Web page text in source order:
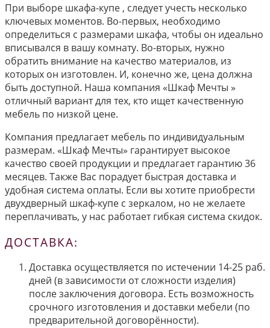
При выборе шкафа-купе , следует учесть несколько
ключевых моментов. Во-первых, необходимо
определиться с размерами шкафа, чтобы он идеально
вписывался в вашу комнату. Во-вторых, нужно
обратить внимание на качество материалов, из
которых он изготовлен. И, конечно же, цена должна
быть доступной. Наша компания «Шкаф Мечты »
отличный вариант для тех, кто ищет качественную
мебель по низкой цене.
Компания предлагает мебель по индивидуальным
размерам. «Шкаф Мечты» гарантирует высокое
качество своей продукции и предлагает гарантию 36
месяцев. Также Вас порадует быстрая доставка и
удобная система оплаты. Если вы хотите приобрести
двухдверный шкаф-купе с зеркалом, но не желаете
переплачивать, у нас работает гибкая система скидок.
ДОСТАВКА:
Доставка осуществляется по истечении 14-25 раб.
дней (в зависимости от сложности изделия)
после заключения договора. Есть возможность
срочного изготовления и доставки мебели (по
предварительной договорённости).